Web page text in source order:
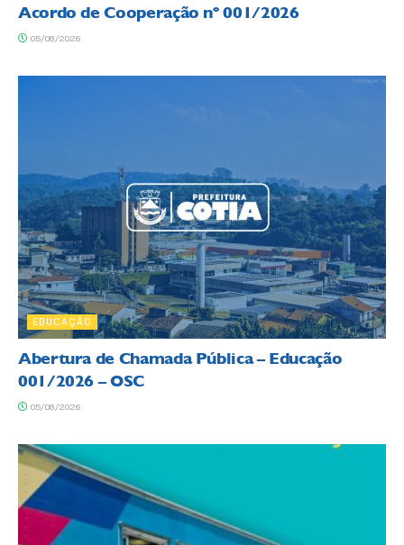
Acordo de Cooperação nº 001/2026
05/08/2026
EDUCAÇÃO
Abertura de Chamada Pública – Educação
001/2026 – OSC
05/08/2026